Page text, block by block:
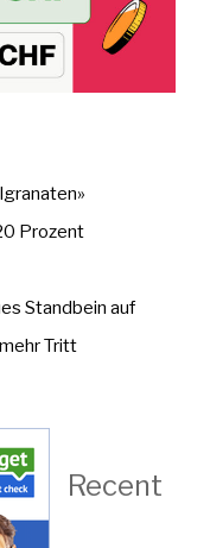
Prozent
Standbein auf
Tritt
Recent